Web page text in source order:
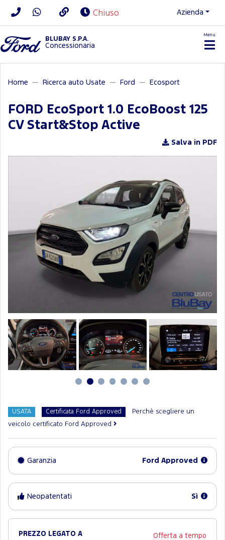
Chiuso Azienda
BLUBAY S.P.A.
Concessionaria
Menu
Home Ricerca auto Usate Ford Ecosport
FORD EcoSport 1.0 EcoBoost 125
CV Start&Stop Active
Salva in PDF
USATA Certificata Ford Approved Perchè scegliere un
veicolo certificato Ford Approved
Garanzia Ford Approved
Neopatentati Sì
PREZZO LEGATO A
Offerta a tempo